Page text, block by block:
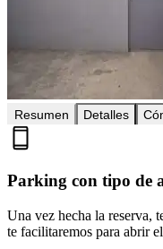
Resumen Detalles
Parking con tipo de
Una vez hecha la reserva,
te facilitaremos para abrir